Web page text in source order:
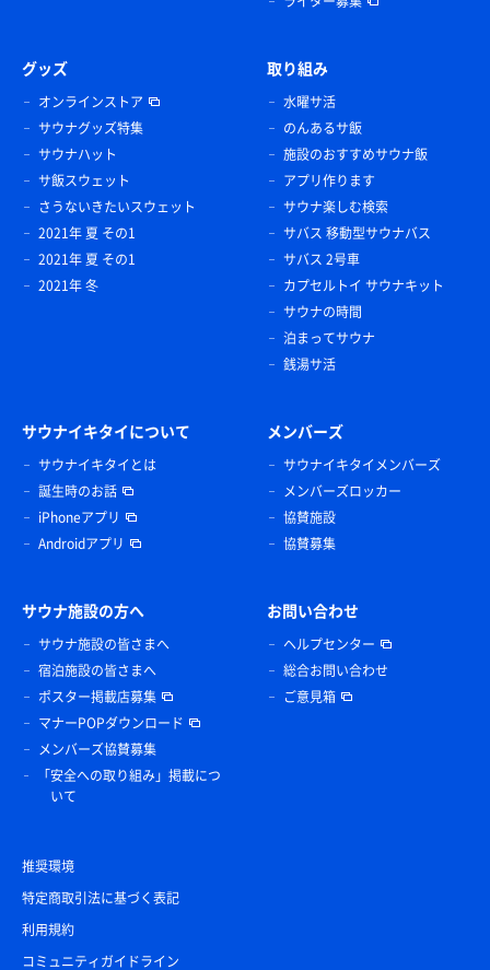
グッズ
オンラインストア
サウナグッズ特集
サウナハット
サ飯スウェット
さうないきたいスウェット
2021年 夏 その1
2021年 夏 その1
2021年 冬
取り組み
水曜サ活
のんあるサ飯
施設のおすすめサウナ飯
アプリ作ります
サウナ楽しむ検索
サバス 移動型サウナバス
サバス 2号車
カプセルトイ サウナキット
サウナの時間
泊まってサウナ
銭湯サ活
サウナイキタイについて
サウナイキタイとは
誕生時のお話
iPhoneアプリ
Androidアプリ
メンバーズ
サウナイキタイメンバーズ
メンバーズロッカー
協賛施設
協賛募集
サウナ施設の方へ
サウナ施設の皆さまへ
宿泊施設の皆さまへ
ポスター掲載店募集
マナーPOPダウンロード
メンバーズ協賛募集
「安全への取り組み」掲載につ
いて
お問い合わせ
ヘルプセンター
総合お問い合わせ
ご意見箱
推奨環境
特定商取引法に基づく表記
利用規約
コミュニティガイドライン